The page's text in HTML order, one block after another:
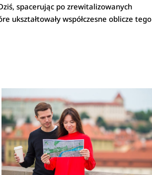
spacerując po zrewitalizowanych
ukształtowały współczesne oblicze tego